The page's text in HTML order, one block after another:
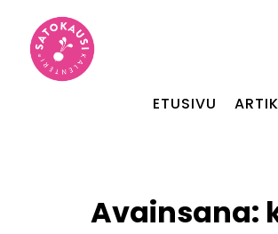
ETUSIVU
Avainsana: